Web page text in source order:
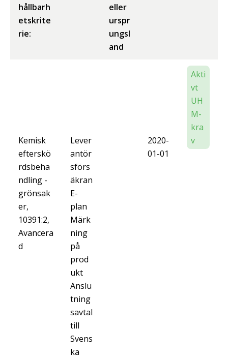
hållbarh
etskrite
rie:
eller
urspr
ungsl
and
Kemisk
efterskö
rdsbeha
ndling -
grönsak
er,
10391:2,
Avancera
d
Lever
antör
sförs
äkran
E-
plan
Märk
ning
på
prod
ukt
Anslu
tning
savtal
till
Svens
ka
2020-
01-01
Akti
vt
UH
M-
kra
v